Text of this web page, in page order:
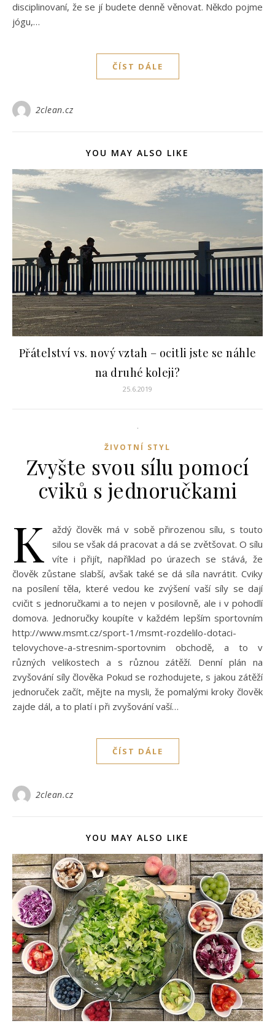
disciplinovaní, že se jí budete denně věnovat. Někdo pojme
jógu,…
ČÍST DÁLE
2clean.cz
YOU MAY ALSO LIKE
Přátelství vs. nový vztah – ocitli jste se náhle
na druhé koleji?
25.6.2019
ŽIVOTNÍ STYL
Zvyšte svou sílu pomocí
cviků s jednoručkami
K
aždý člověk má v sobě přirozenou sílu, s touto
silou se však dá pracovat a dá se zvětšovat. O sílu
víte i přijít, například po úrazech se stává, že
člověk zůstane slabší, avšak také se dá síla navrátit. Cviky
na posílení těla, které vedou ke zvýšení vaší síly se dají
cvičit s jednoručkami a to nejen v posilovně, ale i v pohodlí
domova. Jednoručky koupíte v každém lepším sportovním
http://www.msmt.cz/sport-1/msmt-rozdelilo-dotaci-
telovychove-a-stresnim-sportovnim obchodě, a to v
různých velikostech a s různou zátěží. Denní plán na
zvyšování síly člověka Pokud se rozhodujete, s jakou zátěží
jednoruček začít, mějte na mysli, že pomalými kroky člověk
zajde dál, a to platí i při zvyšování vaší…
ČÍST DÁLE
2clean.cz
YOU MAY ALSO LIKE